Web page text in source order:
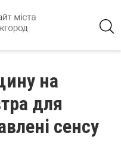
на
для
сенсу